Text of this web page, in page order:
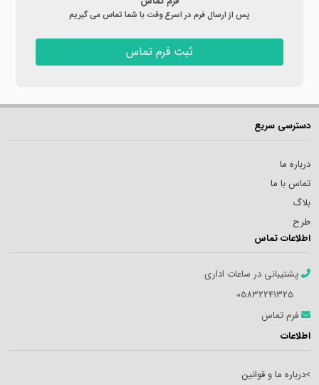
پس از ارسال فرم در اسرع وقت با شما تماس می گیریم
ثبت فرم تماس
دسترسی سریع
درباره ما
تماس با ما
بلاگ
طرح
اطلاعات تماس
پشتیبانی در ساعات اداری
05832241325
فرم تماس
اطلاعات
>درباره ما و قوانین